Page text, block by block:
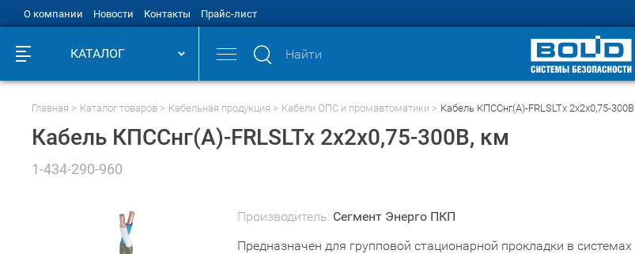
О компании Новости Контакты Прайс-лист
КАТАЛОГ
Главная Каталог товаров Кабельная продукция Кабели ОПС и промавтоматики Кабель КПССнг(А)-FRLSLTx 2х2х0,75-300В
Кабель КПССнг(А)-FRLSLTx 2х2х0,75-300В, км
1-434-290-960
Производитель: Сегмент Энерго ПКП
Предназначен для групповой стационарной прокладки в системах